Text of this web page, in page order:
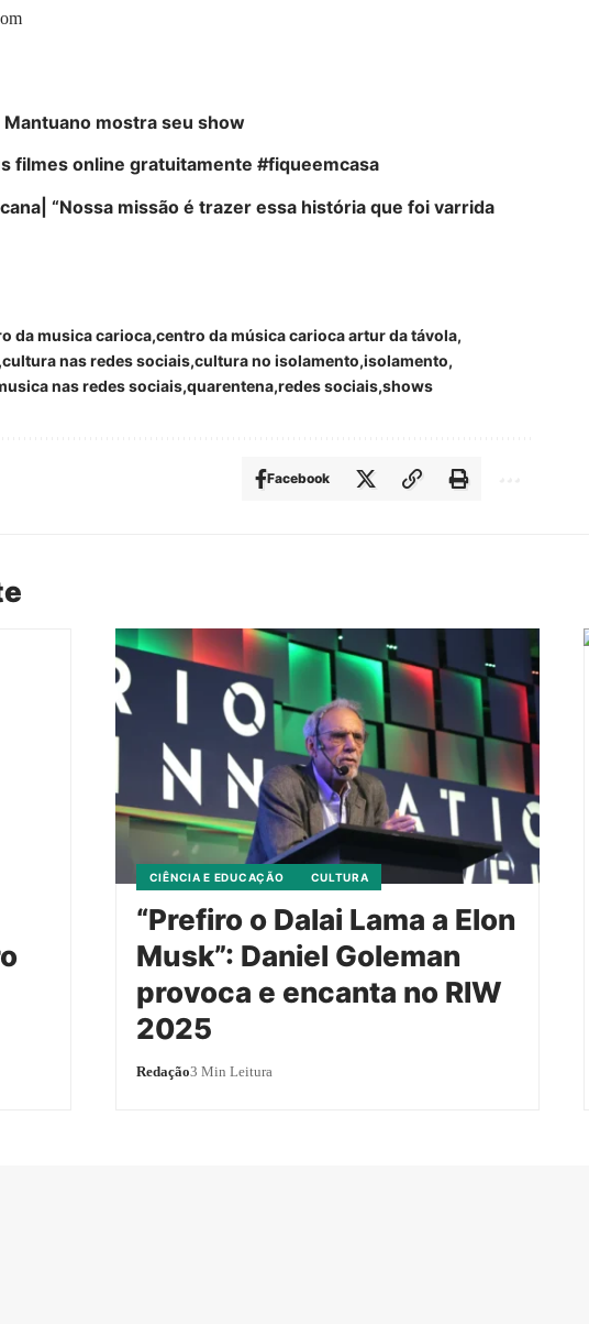
mostra seu show
filmes online gratuitamente #fiqueemcasa
“Nossa missão é trazer essa história que foi varrida
da musica carioca centro da música carioca artur da távola
cultura nas redes sociais cultura no isolamento isolamento
nas redes sociais quarentena redes sociais shows
Facebook
CIÊNCIA E EDUCAÇÃO CULTURA
“Prefiro o Dalai Lama a Elon
Musk”: Daniel Goleman
provoca e encanta no RIW
2025
Redação3 Min Leitura